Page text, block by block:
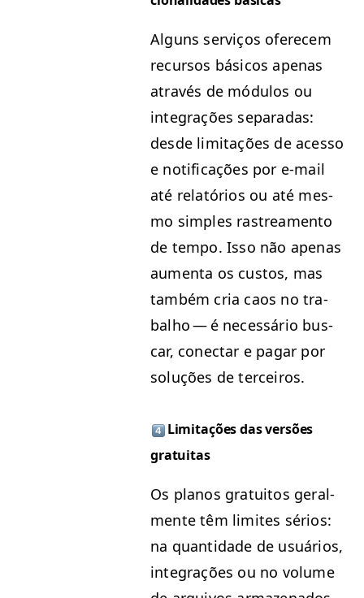
Alguns serviços ofer­e­cem
recur­sos bási­cos ape­nas
através de módu­los ou
inte­grações sep­a­radas:
des­de lim­i­tações de aces­so
e noti­fi­cações por e‑mail
até relatórios ou até mes­
mo sim­ples ras­trea­men­to
de tem­po. Isso não ape­nas
aumen­ta os cus­tos, mas
tam­bém cria caos no tra­
bal­ho — é necessário bus­
car, conec­tar e pagar por
soluções de terceiros.
Lim­i­tações das ver­sões
gratuitas
Os planos gra­tu­itos geral­
mente têm lim­ites sérios:
na quan­ti­dade de usuários,
inte­grações ou no vol­ume